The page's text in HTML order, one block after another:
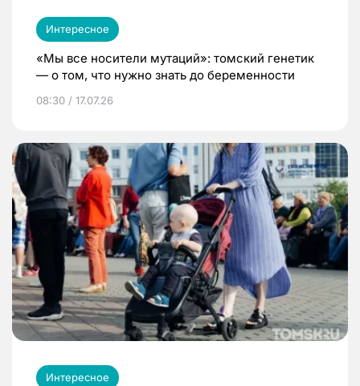
Интересное
«Мы все носители мутаций»: томский генетик
— о том, что нужно знать до беременности
08:30 / 17.07.26
Интересное